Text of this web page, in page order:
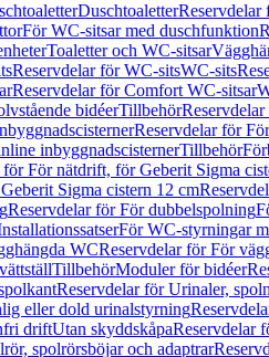
DuschtoaletterReservdelar
För WC-sitsar med duschfunktion
Toaletter och WC-sitsar
Reservdelar för WC-sitsWC-sits
Reservdelar för Comfort WC-sitsar
bidéerTillbehör
Reservdelar för
inbyggnadscisternerTillbehör
för För nätdrift, för Geberit Sigma
Sigma cistern 12 cm
Reservdelar för För dubbelspolning
För WC-styrningar
WCReservdelar för För
TillbehörModuler för bidéer
Reservdelar för Urinaler,
eller dold urinalstyrning
driftUtan skyddskåpaReservdelar
spolrörsböjar och adaptrar